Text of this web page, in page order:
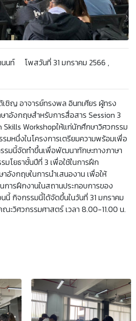
นท์ โพสวันที่ 31 มกราคม 2566 ,
เชิญ อาจารย์ทรงพล อินทเศียร ผู้ทรง
อังกฤษสำหรับการสื่อสาร Session 3
Workshopให้แก่นักศึกษาวิศวกรรม
มหนึ่งในโครงการเตรียมความพร้อมเพื่อ
รมนี้จัดทำขึ้นเพื่อพัฒนาทักษะทางภาษา
โยธาชั้นปีที่ 3 เพื่อใช้ในการฝึก
อังกฤษในการนำเสนองาน เพื่อให้
ารฝึกงานในสถานประกอบการของ
กิจกรรมนี้ได้จัดขึ้นในวันที่ 31 มกราคม
ะวิศวกรรมศาสตร์ เวลา 8.00-11.00 น.